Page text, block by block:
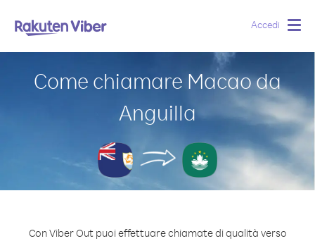
Accedi
Come chiamare Macao da
Anguilla
Con Viber Out puoi effettuare chiamate di qualità verso